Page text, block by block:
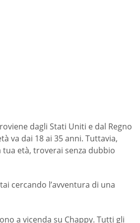
dagli Stati Uniti e dal Regno
va dai 18 ai 35 anni. Tuttavia,
età, troverai senza dubbio
cercando l’avventura di una
a vicenda su Chappy. Tutti gli